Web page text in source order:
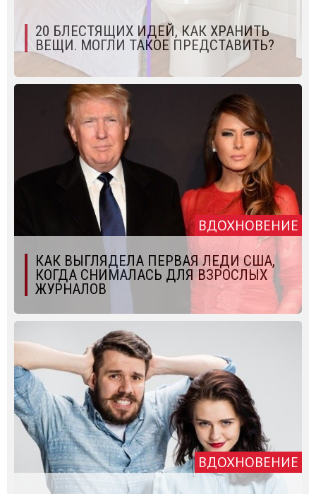
20 БЛЕСТЯЩИХ ИДЕЙ, КАК ХРАНИТЬ
ВЕЩИ. МОГЛИ ТАКОЕ ПРЕДСТАВИТЬ?
ВДОХНОВЕНИЕ
КАК ВЫГЛЯДЕЛА ПЕРВАЯ ЛЕДИ США,
КОГДА СНИМАЛАСЬ ДЛЯ ВЗРОСЛЫХ
ЖУРНАЛОВ
ВДОХНОВЕНИЕ